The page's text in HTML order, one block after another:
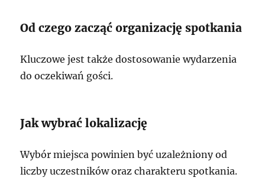
Od czego zacząć organizację spotkania
Kluczowe jest także dostosowanie wydarzenia
do oczekiwań gości.
Jak wybrać lokalizację
Wybór miejsca powinien być uzależniony od
liczby uczestników oraz charakteru spotkania.